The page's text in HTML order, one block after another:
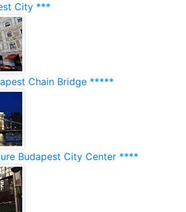
City ***
Chain Bridge *****
Budapest City Center ****